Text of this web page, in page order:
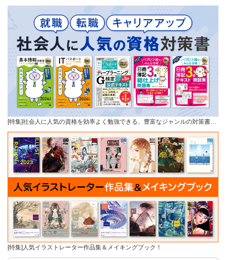
[特集]社会人に人気の資格を効率よく勉強できる、豊富なジャンルの対策書…
[特集]人気イラストレーター作品集＆メイキングブック！